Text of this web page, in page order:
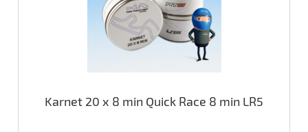
Karnet 20 x 8 min Quick Race 8 min LR5